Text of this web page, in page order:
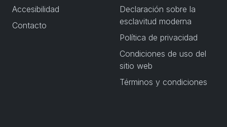
Accesibilidad
Contacto
Declaración sobre la
esclavitud moderna
Política de privacidad
Condiciones de uso del
sitio web
Términos y condiciones